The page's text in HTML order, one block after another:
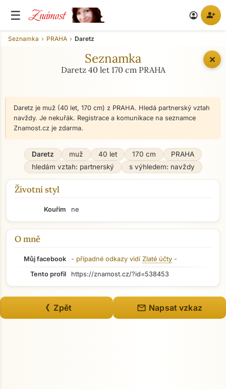
☰ Známost account_circle person_add
✕
Seznamka PRAHA Daretz
Seznamka
Daretz 40 let 170 cm PRAHA
Daretz je muž (40 let, 170 cm) z PRAHA. Hledá partnerský vztah
navždy. Je nekuřák. Registrace a komunikace na seznamce
Znamost.cz je zdarma.
Daretz muž 40 let 170 cm
PRAHA
hledám vztah: partnerský
s výhledem: navždy
Životní styl
Kouřím ne
O mně
Můj facebook - případné odkazy vidí Zlaté účty -
Tento profil
https://znamost.cz/?id=538453
《 Zpět mail Napsat vzkaz